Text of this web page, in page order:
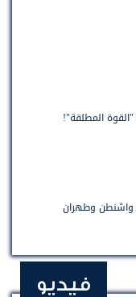
المطلقة"!
واشنطن وطهران
فيديو